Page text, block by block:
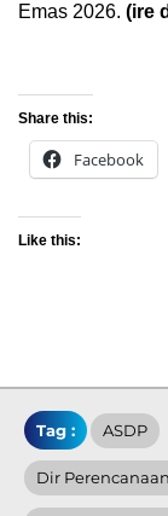
Emas 2026. (ire
Share this:
Facebook
Like this:
Tag : ASDP
Dir